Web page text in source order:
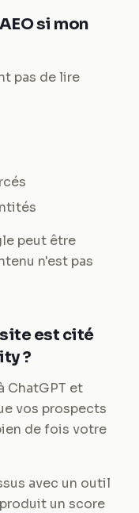
si mon
pas de lire
peut être
n'est pas
est cité
?
ChatGPT et
vos prospects
de fois votre
avec un outil
un score